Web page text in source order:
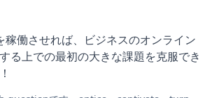
働させれば、ビジネスのオンライン
る上での最初の大きな課題を克服でき